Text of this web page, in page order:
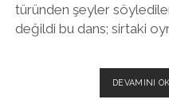
türünden şeyler
değildi bu dans; sirtaki
DEVAMINI